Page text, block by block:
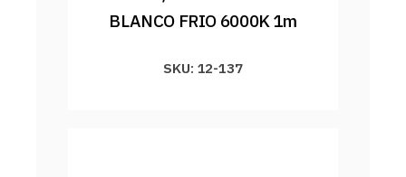
BLANCO FRIO 6000K 1m
SKU: 12-137